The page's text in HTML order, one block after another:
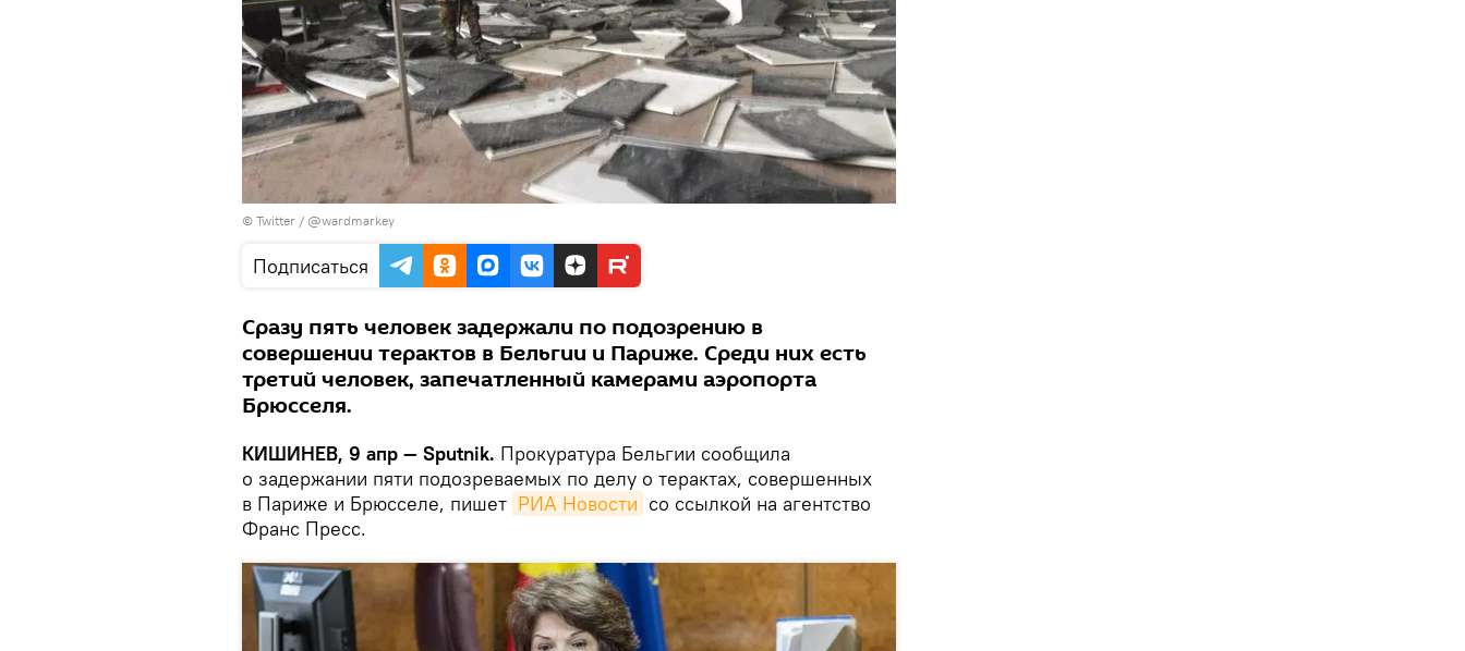
© Twitter / @wardmarkey
Подписаться
Сразу пять человек задержали по подозрению в
совершении терактов в Бельгии и Париже. Среди них есть
третий человек, запечатленный камерами аэропорта
Брюсселя.
КИШИНЕВ, 9 апр — Sputnik. Прокуратура Бельгии сообщила
о задержании пяти подозреваемых по делу о терактах, совершенных
в Париже и Брюсселе, пишет РИА Новости со ссылкой на агентство
Франс Пресс.